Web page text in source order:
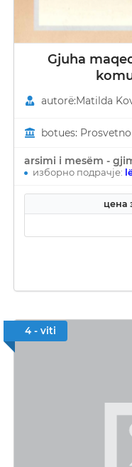
Gjuha
autorë:Matilda
botues:
arsimi i mesëm -
изборно подрачје:
цена
4 - viti